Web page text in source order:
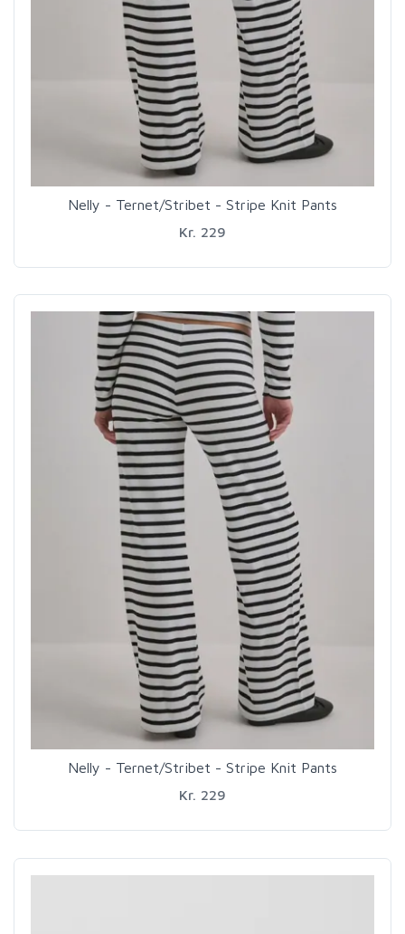
Nelly - Ternet/Stribet - Stripe Knit Pants
Kr. 229
Nelly - Ternet/Stribet - Stripe Knit Pants
Kr. 229